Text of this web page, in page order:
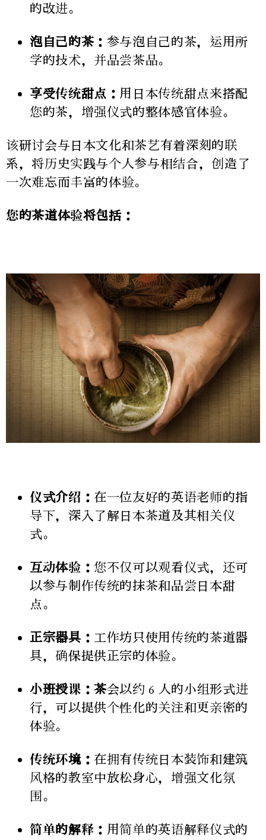
的改进。
泡自己的茶： 参与泡自己的茶，运用所
学的技术，并品尝茶品。
享受传统甜点： 用日本传统甜点来搭配
您的茶，增强仪式的整体感官体验。
该研讨会与日本文化和茶艺有着深刻的联
系，将历史实践与个人参与相结合，创造了
一次难忘而丰富的体验。
您的茶道体验将包括：
仪式介绍： 在一位友好的英语老师的指
导下，深入了解日本茶道及其相关仪
式。
互动体验：您不仅可以观看仪式，还可
以参与制作传统的抹茶和品尝日本甜
点。
正宗器具： 工作坊只使用传统的茶道器
具，确保提供正宗的体验。
小班授课：茶会以约 6 人的小组形式进
行，可以提供个性化的关注和更亲密的
体验。
传统环境： 在拥有传统日本装饰和建筑
风格的教室中放松身心，增强文化氛
围。
简单的解释： 用简单的英语解释仪式的